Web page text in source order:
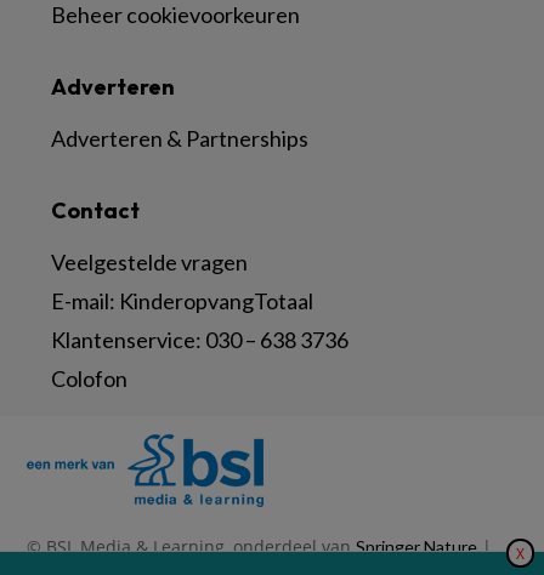
Contact
Veelgestelde vragen
E-mail: KinderopvangTotaal
Klantenservice: 030 – 638 3736
Colofon
Adverteren
Adverteren & Partnerships
Beheer cookievoorkeuren
© BSL Media & Learning, onderdeel vanSpringer Nature| X